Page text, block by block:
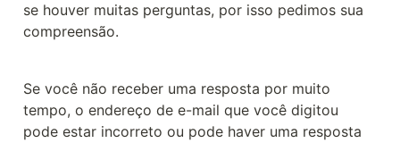
se houver muitas perguntas, por isso pedimos sua
compreensão.
Se você não receber uma resposta por muito
tempo, o endereço de e-mail que você digitou
pode estar incorreto ou pode haver uma resposta